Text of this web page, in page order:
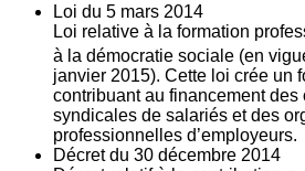
Loi du 5 mars 2014
Loi relative à la formation
à la démocratie sociale (en
janvier 2015). Cette loi crée un
contribuant au financement des
syndicales de salariés et des
professionnelles d’employeurs.
Décret du 30 décembre 2014